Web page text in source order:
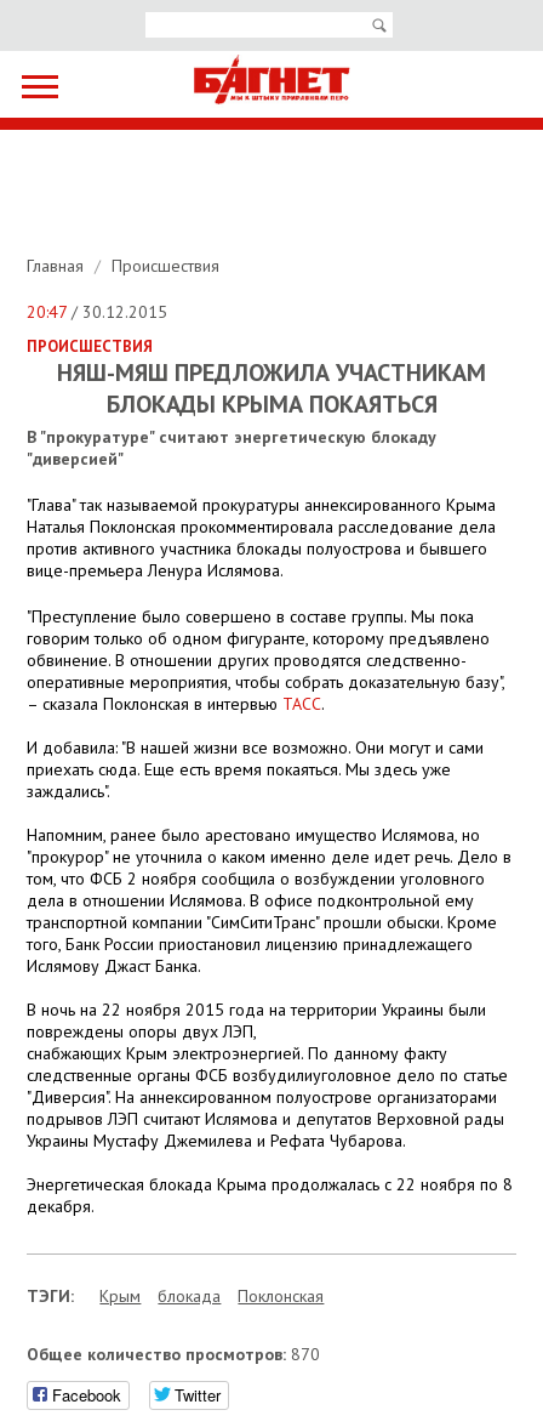
Главная / Происшествия
20:47 / 30.12.2015
ПРОИСШЕСТВИЯ
НЯШ-МЯШ ПРЕДЛОЖИЛА УЧАСТНИКАМ
БЛОКАДЫ КРЫМА ПОКАЯТЬСЯ
В "прокуратуре" считают энергетическую блокаду
"диверсией"
"Глава" так называемой прокуратуры аннексированного Крыма
Наталья Поклонская прокомментировала расследование дела
против активного участника блокады полуострова и бывшего
вице-премьера Ленура Ислямова.
"Преступление было совершено в составе группы. Мы пока
говорим только об одном фигуранте, которому предъявлено
обвинение. В отношении других проводятся следственно-
оперативные мероприятия, чтобы собрать доказательную базу",
– сказала Поклонская в интервью ТАСС.
И добавила: "В нашей жизни все возможно. Они могут и сами
приехать сюда. Еще есть время покаяться. Мы здесь уже
заждались".
Напомним, ранее было арестовано имущество Ислямова, но
"прокурор" не уточнила о каком именно деле идет речь. Дело в
том, что ФСБ 2 ноября сообщила о возбуждении уголовного
дела в отношении Ислямова. В офисе подконтрольной ему
транспортной компании "СимСитиТранс" прошли обыски. Кроме
того, Банк России приостановил лицензию принадлежащего
Ислямову Джаст Банка.
В ночь на 22 ноября 2015 года на территории Украины были
повреждены опоры двух ЛЭП,
снабжающих Крым электроэнергией. По данному факту
следственные органы ФСБ возбудилиуголовное дело по статье
"Диверсия". На аннексированном полуострове организаторами
подрывов ЛЭП считают Ислямова и депутатов Верховной рады
Украины Мустафу Джемилева и Рефата Чубарова.
Энергетическая блокада Крыма продолжалась с 22 ноября по 8
декабря.
ТЭГИ: Крым блокада Поклонская
Общее количество просмотров: 870
Facebook Twitter